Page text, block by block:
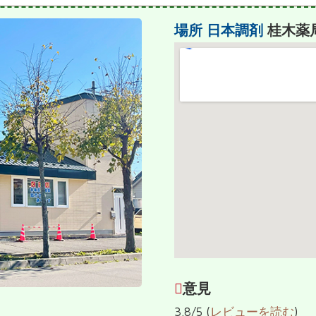
場所 日本調剤 桂木薬
意見
3.8/5 (レビューを読む)